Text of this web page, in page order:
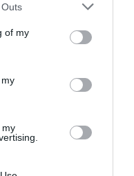
of my
my
6 février 2019 - 9 h 20 min
organisation du
compagnie se
de l’Ouest ou de
continent qui devient
nouvelles